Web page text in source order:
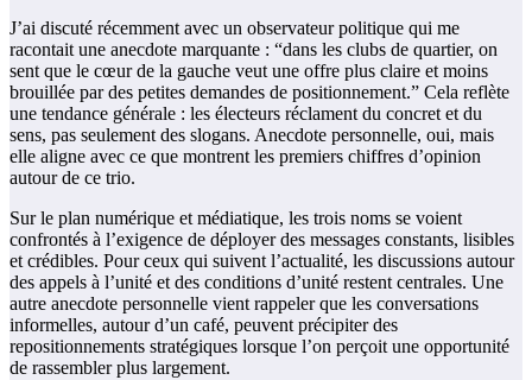
J’ai discuté récemment avec un observateur politique qui me
racontait une anecdote marquante : “dans les clubs de quartier, on
sent que le cœur de la gauche veut une offre plus claire et moins
brouillée par des petites demandes de positionnement.” Cela reflète
une tendance générale : les électeurs réclament du concret et du
sens, pas seulement des slogans. Anecdote personnelle, oui, mais
elle aligne avec ce que montrent les premiers chiffres d’opinion
autour de ce trio.
Sur le plan numérique et médiatique, les trois noms se voient
confrontés à l’exigence de déployer des messages constants, lisibles
et crédibles. Pour ceux qui suivent l’actualité, les discussions autour
des appels à l’unité et des conditions d’unité restent centrales. Une
autre anecdote personnelle vient rappeler que les conversations
informelles, autour d’un café, peuvent précipiter des
repositionnements stratégiques lorsque l’on perçoit une opportunité
de rassembler plus largement.